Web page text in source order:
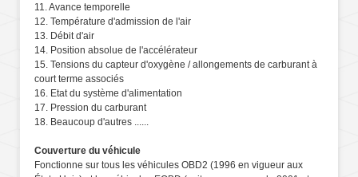
11. Avance temporelle
12. Température d'admission de l'air
13. Débit d'air
14. Position absolue de l'accélérateur
15. Tensions du capteur d'oxygène / allongements de carburant à
court terme associés
16. Etat du système d'alimentation
17. Pression du carburant
18. Beaucoup d'autres ......
Couverture du véhicule
Fonctionne sur tous les véhicules OBD2 (1996 en vigueur aux